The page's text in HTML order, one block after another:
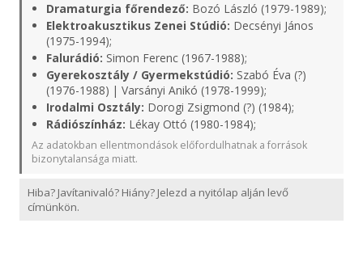
Dramaturgia főrendező: Bozó László (1979-1989);
Elektroakusztikus Zenei Stúdió: Decsényi János
(1975-1994);
Falurádió: Simon Ferenc (1967-1988);
Gyerekosztály / Gyermekstúdió: Szabó Éva (?)
(1976-1988) | Varsányi Anikó (1978-1999);
Irodalmi Osztály: Dorogi Zsigmond (?) (1984);
Rádiószínház: Lékay Ottó (1980-1984);
Az adatokban ellentmondások előfordulhatnak a források
bizonytalansága miatt.
Hiba? Javítanivaló? Hiány? Jelezd a nyitólap alján levő
címünkön.